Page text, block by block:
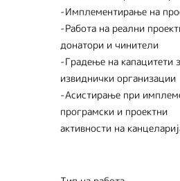
-Имплементирање на
-Работа на реални
донатори и чинители
-Градење на капацитети
извиднички организации
-Асистирање при
програмски и проектни
активности на